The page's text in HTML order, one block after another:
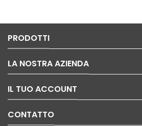
PRODOTTI
LA NOSTRA AZIENDA
IL TUO ACCOUNT
CONTATTO